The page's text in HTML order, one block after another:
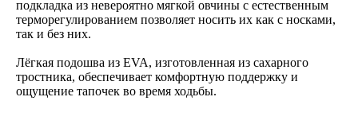
подкладка из невероятно мягкой овчины с естественным
терморегулированием позволяет носить их как с носками,
так и без них.
Лёгкая подошва из EVA, изготовленная из сахарного
тростника, обеспечивает комфортную поддержку и
ощущение тапочек во время ходьбы.